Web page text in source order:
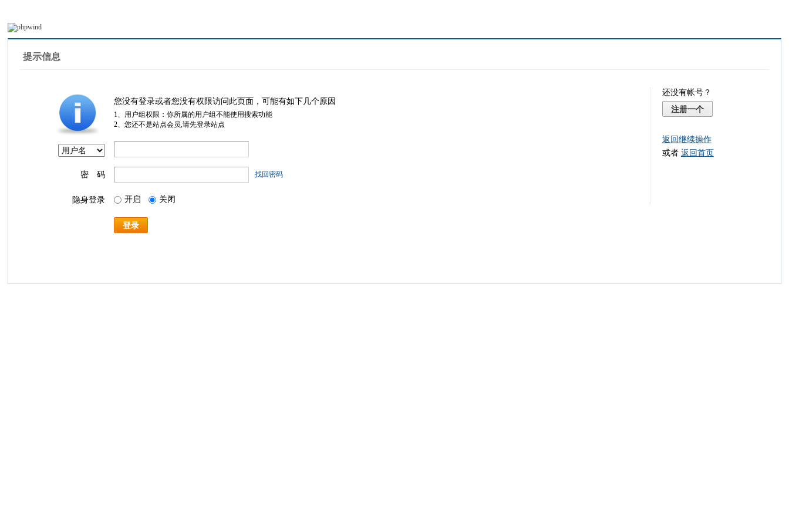
提示信息
您没有登录或者您没有权限访问此页面，可能有如下几个原因
1、用户组权限：你所属的用户组不能使用搜索功能
2、您还不是站点会员,请先登录站点
密 码 找回密码
隐身登录 开启 关闭
登录
还没有帐号？
注册一个
返回继续操作
或者 返回首页